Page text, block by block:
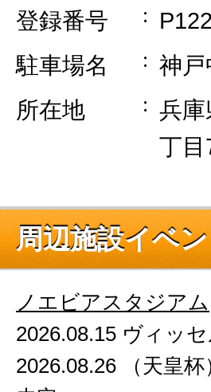
登録番号
駐車場名
神戸
所在地
兵庫
丁目
周辺施設イベ
ノエビアスタジアム
2026.08.15 ヴィッ
2026.08.26 （天皇